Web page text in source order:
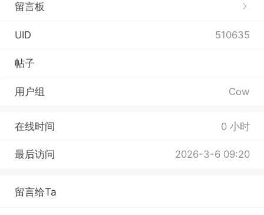
留言板
UID 510635
帖子
用户组 Cow
在线时间 0 小时
最后访问 2026-3-6 09:20
留言给Ta